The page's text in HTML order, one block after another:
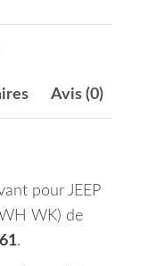
Avis (0)
pour JEEP
WK) de
.